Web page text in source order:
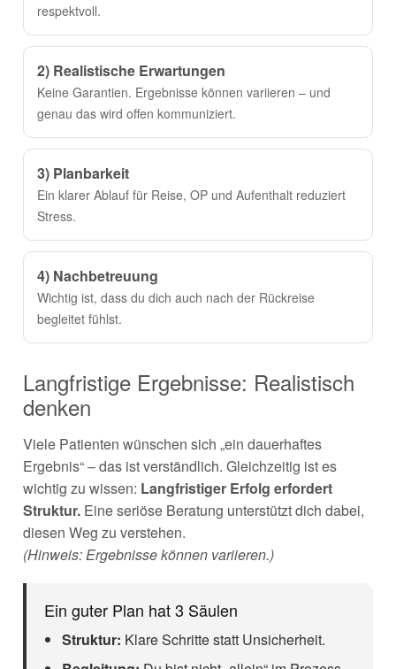
respektvoll.
2) Realistische Erwartungen
Keine Garantien. Ergebnisse können variieren – und
genau das wird offen kommuniziert.
3) Planbarkeit
Ein klarer Ablauf für Reise, OP und Aufenthalt reduziert
Stress.
4) Nachbetreuung
Wichtig ist, dass du dich auch nach der Rückreise
begleitet fühlst.
Langfristige Ergebnisse: Realistisch
denken
Viele Patienten wünschen sich „ein dauerhaftes
Ergebnis“ – das ist verständlich. Gleichzeitig ist es
wichtig zu wissen: Langfristiger Erfolg erfordert
Struktur. Eine seriöse Beratung unterstützt dich dabei,
diesen Weg zu verstehen.
(Hinweis: Ergebnisse können variieren.)
Ein guter Plan hat 3 Säulen
Struktur: Klare Schritte statt Unsicherheit.